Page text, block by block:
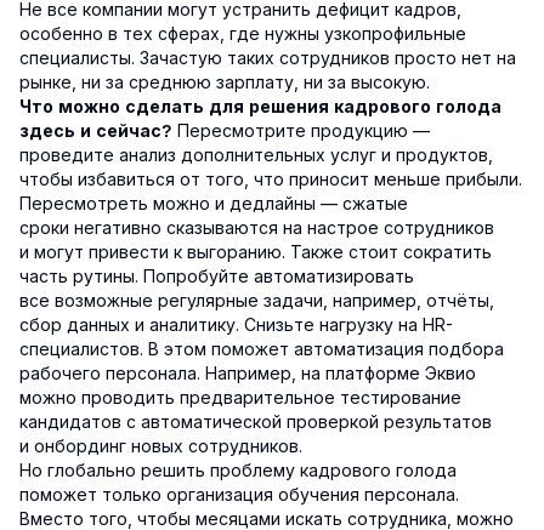
Не все компании могут устранить дефицит кадров,
особенно в тех сферах, где нужны узкопрофильные
специалисты. Зачастую таких сотрудников просто нет на
рынке, ни за среднюю зарплату, ни за высокую.
Что можно сделать для решения кадрового голода
здесь и сейчас? Пересмотрите продукцию —
проведите анализ дополнительных услуг и продуктов,
чтобы избавиться от того, что приносит меньше прибыли.
Пересмотреть можно и дедлайны — сжатые
сроки негативно сказываются на настрое сотрудников
и могут привести к выгоранию. Также стоит сократить
часть рутины. Попробуйте автоматизировать
все возможные регулярные задачи, например, отчёты,
сбор данных и аналитику. Снизьте нагрузку на HR-
специалистов. В этом поможет автоматизация подбора
рабочего персонала. Например, на платформе Эквио
можно проводить предварительное тестирование
кандидатов с автоматической проверкой результатов
и онбординг новых сотрудников.
Но глобально решить проблему кадрового голода
поможет только организация обучения персонала.
Вместо того, чтобы месяцами искать сотрудника, можно